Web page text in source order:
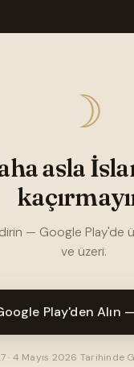
☽
asla
— Google Play'de
ve üzeri.
Play'den Alın
· 4 Mayıs 2026 Tarihinde